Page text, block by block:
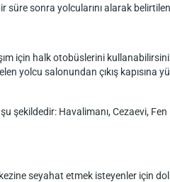
süre sonra yolcularını alarak
için halk otobüslerini
yolcu salonundan çıkış
şekildedir: Havalimanı, Cezaevi,
seyahat etmek isteyenler için